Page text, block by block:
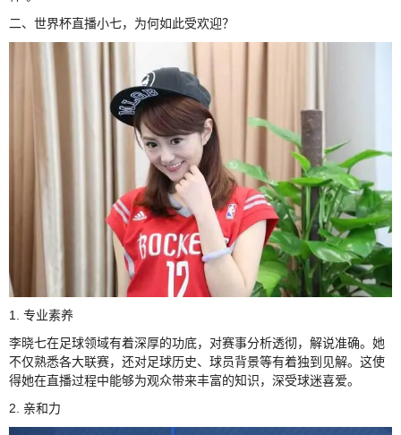
二、世界杯直播小七，为何如此受欢迎？
1. 专业素养
李晓七在足球领域有着深厚的功底，对赛事分析透彻，解说准确。她
不仅熟悉各大联赛，还对足球历史、球员背景等有着独到见解。这使
得她在直播过程中能够为观众带来丰富的知识，深受球迷喜爱。
2. 亲和力